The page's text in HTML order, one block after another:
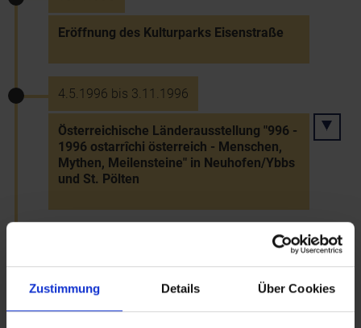
Zustimmung Details Über Cookies
Eröffnung des Kulturparks Eisenstraße
4.5.1996 bis 3.11.1996
Österreichische Länderausstellung "996 -
1996 ostarrîchi österreich - Menschen,
Mythen, Meilensteine" in Neuhofen/Ybbs
und St. Pölten
Landesakademie